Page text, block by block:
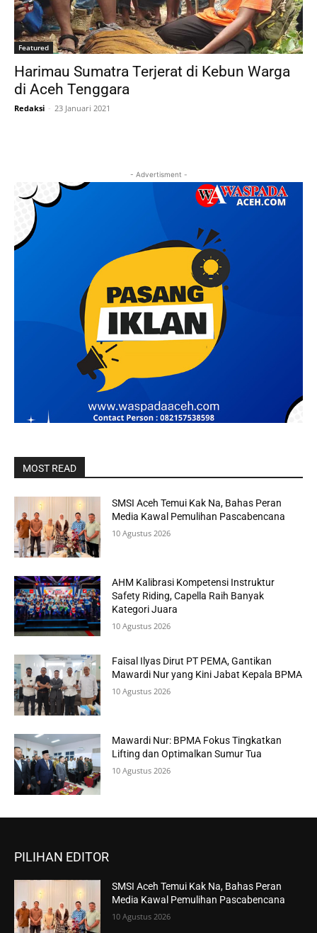
Featured
Harimau Sumatra Terjerat di Kebun Warga
di Aceh Tenggara
Redaksi - 23 Januari 2021
- Advertisment -
MOST READ
SMSI Aceh Temui Kak Na, Bahas Peran
Media Kawal Pemulihan Pascabencana
10 Agustus 2026
AHM Kalibrasi Kompetensi Instruktur
Safety Riding, Capella Raih Banyak
Kategori Juara
10 Agustus 2026
Faisal Ilyas Dirut PT PEMA, Gantikan
Mawardi Nur yang Kini Jabat Kepala BPMA
10 Agustus 2026
Mawardi Nur: BPMA Fokus Tingkatkan
Lifting dan Optimalkan Sumur Tua
10 Agustus 2026
PILIHAN EDITOR
SMSI Aceh Temui Kak Na, Bahas Peran
Media Kawal Pemulihan Pascabencana
10 Agustus 2026